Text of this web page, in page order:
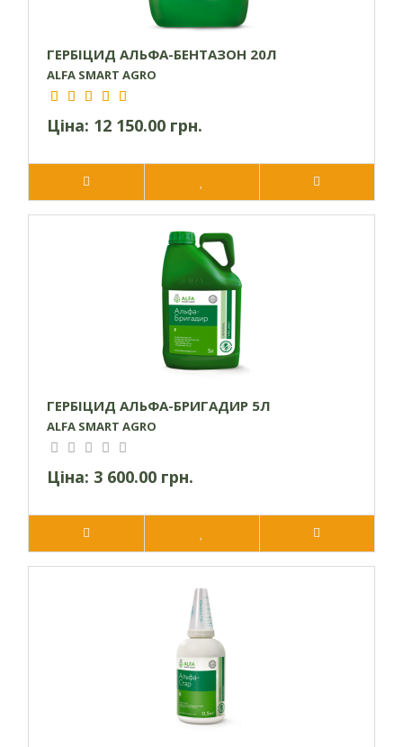
ГЕРБІЦИД АЛЬФА-БЕНТАЗОН 20Л
ALFA SMART AGRO
Ціна: 12 150.00 грн.
ГЕРБІЦИД АЛЬФА-БРИГАДИР 5Л
ALFA SMART AGRO
Ціна: 3 600.00 грн.